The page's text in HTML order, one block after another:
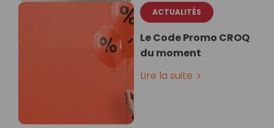
ACTUALITÉS
Le Code Promo CROQ
du moment
Lire la suite